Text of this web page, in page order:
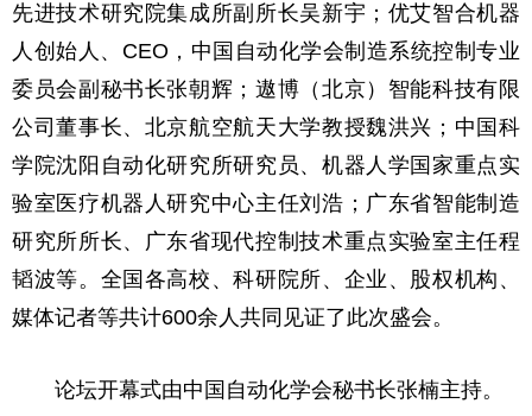
先进技术研究院集成所副所长吴新宇；优艾智合机器
人创始人、CEO，中国自动化学会制造系统控制专业
委员会副秘书长张朝辉；遨博（北京）智能科技有限
公司董事长、北京航空航天大学教授魏洪兴；中国科
学院沈阳自动化研究所研究员、机器人学国家重点实
验室医疗机器人研究中心主任刘浩；广东省智能制造
研究所所长、广东省现代控制技术重点实验室主任程
韬波等。全国各高校、科研院所、企业、股权机构、
媒体记者等共计600余人共同见证了此次盛会。
论坛开幕式由中国自动化学会秘书长张楠主持。